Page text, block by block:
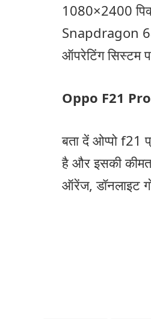
1080×2400
Snapdragon
ऑपरेटिंग सिस्टम
Oppo F21
बता दें ओप्पो f21
है और इसकी
ऑरेंज, डॉनलाइट